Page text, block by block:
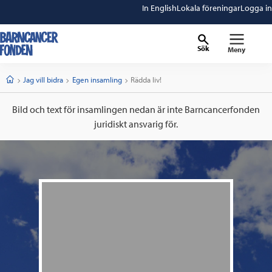
In EnglishLokala föreningarLogga in
Sök Meny
StartJag vill bidra Egen insamling Current:
Rädda liv!
Bild och text för insamlingen nedan är inte Barncancerfonden
juridiskt ansvarig för.